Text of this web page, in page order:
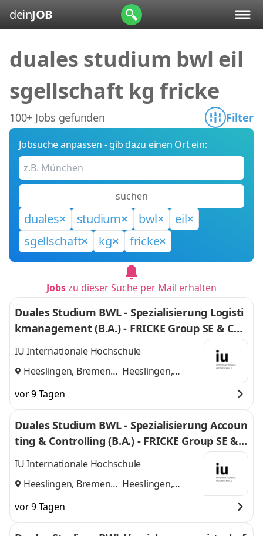
deinJOB
duales studium bwl eil
sgellschaft kg fricke
100+ Jobs gefunden Filter
Jobsuche anpassen - gib dazu einen Ort ein:
suchen
duales studium bwl
eil
sgellschaft
kg fricke
Jobszu dieser Suche per Mail erhalten
Duales Studium BWL - Spezialisierung Logisti
kmanagement (B.A.) - FRICKE Group SE & Co.
KG
IU Internationale Hochschule
Heeslingen, Bremen
Heeslingen,
vor 9 Tagen
Duales Studium BWL - Spezialisierung Accoun
ting & Controlling (B.A.) - FRICKE Group SE & C
o. KG
IU Internationale Hochschule
Heeslingen, Bremen
Heeslingen,
vor 9 Tagen